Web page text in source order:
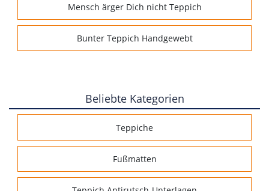
Mensch ärger Dich nicht Teppich
Bunter Teppich Handgewebt
Beliebte Kategorien
Teppiche
Fußmatten